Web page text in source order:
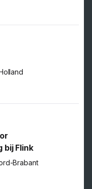
bij Flink
Brabant